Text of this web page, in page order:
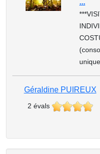
...
Géraldine PUIREUX
2 évals